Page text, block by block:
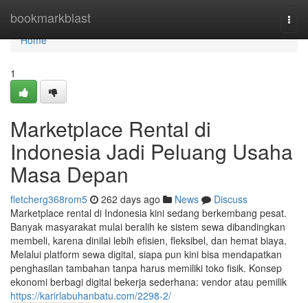
bookmarkblast
Home
Home
1
Marketplace Rental di
Indonesia Jadi Peluang Usaha
Masa Depan
fletcherg368rom5 262 days ago News
Discuss
Marketplace rental di Indonesia kini sedang berkembang pesat.
Banyak masyarakat mulai beralih ke sistem sewa dibandingkan
membeli, karena dinilai lebih efisien, fleksibel, dan hemat biaya.
Melalui platform sewa digital, siapa pun kini bisa mendapatkan
penghasilan tambahan tanpa harus memiliki toko fisik. Konsep
ekonomi berbagi digital bekerja sederhana: vendor atau pemilik
https://karirlabuhanbatu.com/2298-2/